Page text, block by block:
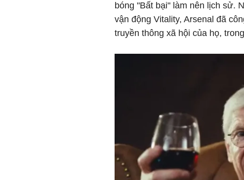
bóng "Bất bại" làm nên lịch sử.
vận động Vitality, Arsenal đã
truyền thông xã hội của họ,